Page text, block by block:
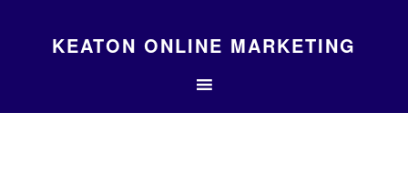
KEATON ONLINE MARKETING